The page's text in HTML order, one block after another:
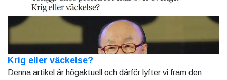
Krig eller väckelse?
Denna artikel är högaktuell och därför lyfter vi fram den